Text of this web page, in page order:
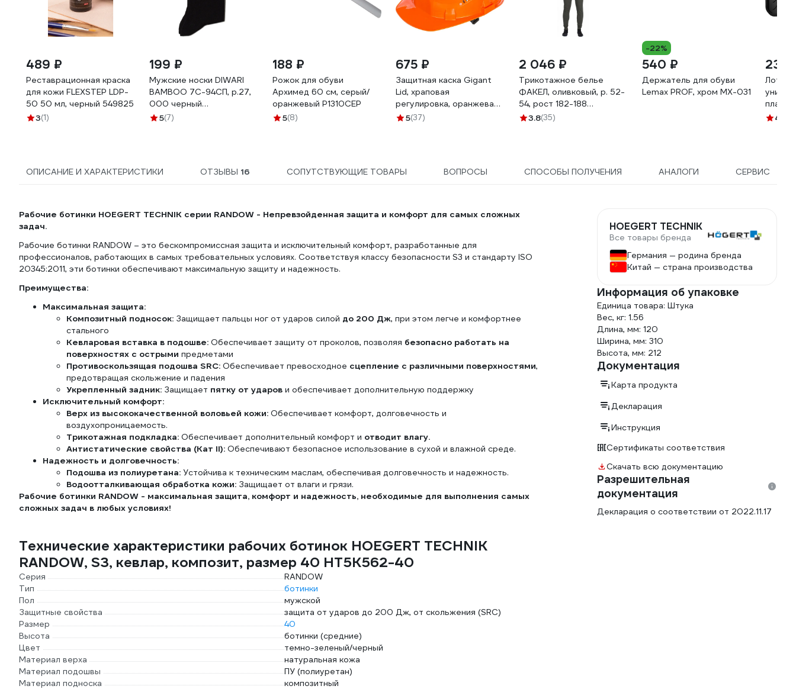
489 ₽
Реставрационная краска
для кожи FLEXSTEP LDP-
50 50 мл, черный 549825
3(1)
199 ₽
Мужские носки DIWARI
BAMBOO 7С-94СП, р.27,
000 черный
1001330110030012000
5(7)
188 ₽
Рожок для обуви
Архимед 60 см, серый/
оранжевый Р1310СЕР
5(8)
675 ₽
Защитная каска Gigant
Lid, храповая
регулировка, оранжевая
GHL-21
5(37)
2 046 ₽
Трикотажное белье
ФАКЕЛ, оливковый, р. 52-
54, рост 182-188
87471765.006
3.8(35)
-22%
540 ₽
Держатель для обуви
Lemax PROF, хром MX-031
238
Лоток
Blabar
4.8
ОПИСАНИЕ И ХАРАКТЕРИСТИКИ ОТЗЫВЫ 16 СОПУТСТВУЮЩИЕ ТОВАРЫ ВОПРОСЫ СПОСОБЫ ПОЛУЧЕНИЯ АНАЛОГИ СЕРВИС
Рабочие ботинки HOEGERT TECHNIK серии RANDOW - Непревзойденная защита и комфорт для самых сложных
задач.
Рабочие ботинки RANDOW – это бескомпромиссная защита и исключительный комфорт, разработанные для
профессионалов, работающих в самых требовательных условиях. Соответствуя классу безопасности S3 и стандарту ISO
20345:2011, эти ботинки обеспечивают максимальную защиту и надежность.
Преимущества:
Максимальная защита:
Композитный подносок: Защищает пальцы ног от ударов силой до 200 Дж, при этом легче и комфортнее
стального
Кевларовая вставка в подошве: Обеспечивает защиту от проколов, позволяя безопасно работать на
поверхностях с острыми предметами
Противоскользящая подошва SRC: Обеспечивает превосходное сцепление с различными поверхностями,
предотвращая скольжение и падения
Укрепленный задник: Защищает пятку от ударов и обеспечивает дополнительную поддержку
Исключительный комфорт:
Верх из высококачественной воловьей кожи: Обеспечивает комфорт, долговечность и
воздухопроницаемость.
Трикотажная подкладка: Обеспечивает дополнительный комфорт и отводит влагу.
Антистатические свойства (Кат II): Обеспечивают безопасное использование в сухой и влажной среде.
Надежность и долговечность:
Подошва из полиуретана: Устойчива к техническим маслам, обеспечивая долговечность и надежность.
Водоотталкивающая обработка кожи: Защищает от влаги и грязи.
Рабочие ботинки RANDOW - максимальная защита, комфорт и надежность, необходимые для выполнения самых
сложных задач в любых условиях!
Технические характеристики рабочих ботинок HOEGERT TECHNIK
RANDOW, S3, кевлар, композит, размер 40 HT5K562-40
Серия
RANDOW
Тип
ботинки
Пол
мужской
Защитные свойства
защита от ударов до 200 Дж, от скольжения (SRC)
Размер
40
Высота
ботинки (средние)
Цвет
темно-зеленый/черный
Материал верха
натуральная кожа
Материал подошвы
ПУ (полиуретан)
Материал подноска
композитный
HOEGERT TECHNIK
Все товары бренда
Германия — родина бренда
Китай — страна производства
Информация об упаковке
Единица товара: Штука
Вес, кг: 1.56
Длина, мм: 120
Ширина, мм: 310
Высота, мм: 212
Документация
Карта продукта
Декларация
Инструкция
Сертификаты соответствия
Скачать всю документацию
Разрешительная
документация
Декларация о соответствии от 2022.11.17